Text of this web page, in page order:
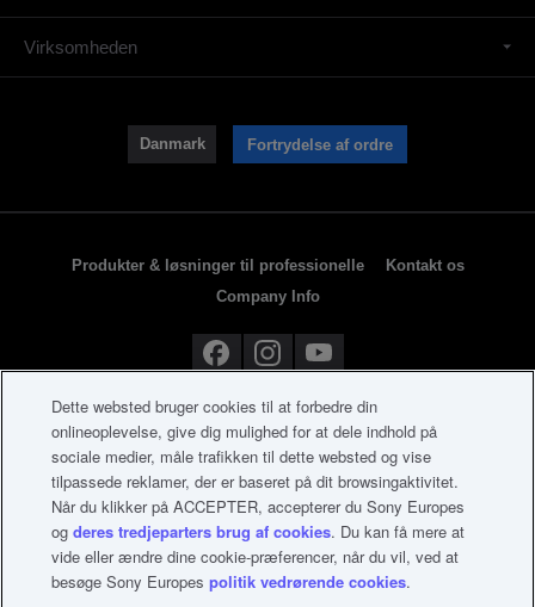
Virksomheden
Danmark Fortrydelse af ordre
Produkter & løsninger til professionelle
Kontakt os
Company Info
Dette websted bruger cookies til at forbedre din
onlineoplevelse, give dig mulighed for at dele indhold på
sociale medier, måle trafikken til dette websted og vise
tilpassede reklamer, der er baseret på dit browsingaktivitet.
Når du klikker på ACCEPTER, accepterer du Sony Europes
og deres tredjeparters brug af cookies. Du kan få mere at
vide eller ændre dine cookie-præferencer, når du vil, ved at
besøge Sony Europes politik vedrørende cookies.